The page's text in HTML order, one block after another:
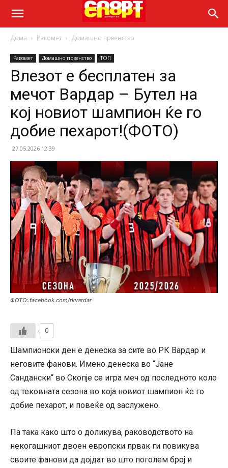
Дома Ракомет Домашно првенство
Ракомет Домашно првенство ТОП
Влезот е бесплатен за
мечот Вардар – Бутел на
кој новиот шампион ќе го
добие пехарот!(ФОТО)
27.05.2026 12:39
ФОТО:.facebook.com/rkvardar
0
Шампионски ден е денеска за сите во РК Вардар и
неговите фанови. Имено денеска во “Јане
Сандански“ во Скопје се игра меч од последното коло
од тековната сезона во која новиот шампион ќе го
добие пехарот, и повеќе од заслужено.
Па така како што о доликува, раководството на
некогашниот двоен европски првак ги повикува
своите фанови да дојдат во што поголем број и